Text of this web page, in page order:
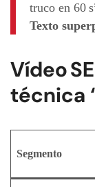
truco en 60
Texto
Vídeo
técnica
Segmento